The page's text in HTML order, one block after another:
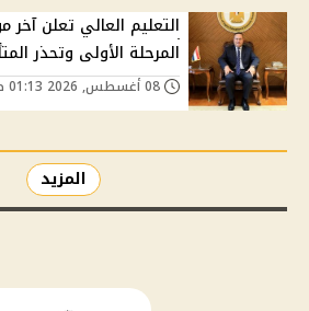
التعليم العالي تعلن
المرحلة الأولى وتحذر
المزيد